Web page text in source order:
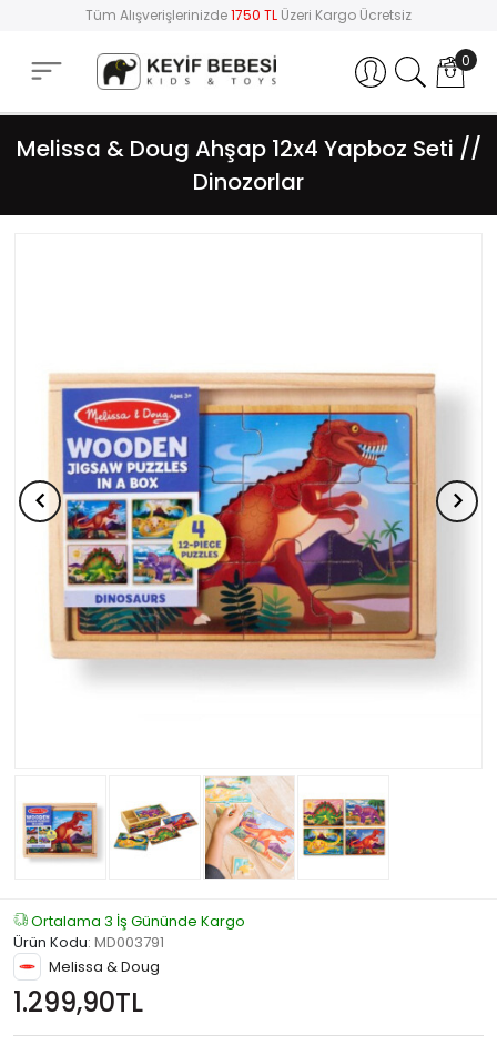
Tüm Alışverişlerinizde1750 TL Üzeri Kargo Ücretsiz
Hesabım 0
Melissa & Doug Ahşap 12x4 Yapboz Seti //
Dinozorlar
Ortalama 3 İş Gününde Kargo
Ürün Kodu: MD003791
Melissa & Doug
1.299,90TL